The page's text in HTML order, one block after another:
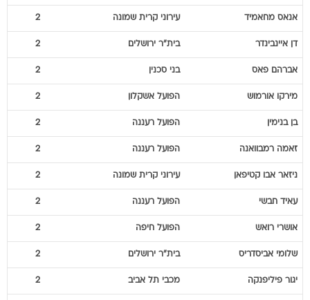
אנאס מחאמיד עירוני קרית שמונה 2
דן איינבינדר בית"ר ירושלים 2
אברהם פאס בני סכנין 2
מירקו אורמוש הפועל אשקלון 2
בן בנימין הפועל רעננה 2
זאמה רמבוואנה הפועל רעננה 2
ניזאר אבו קטיפאן עירוני קרית שמונה 2
עאיד חבשי הפועל רעננה 2
אושרי רואש הפועל חיפה 2
שלומי אביסדריס בית"ר ירושלים 2
יגור פיליפנקה מכבי תל אביב 2